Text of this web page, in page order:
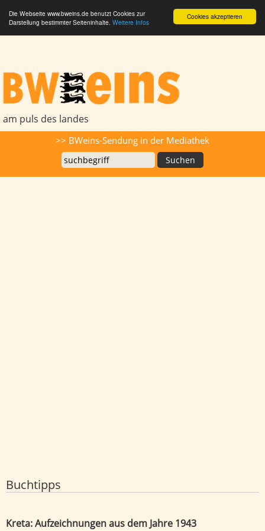
Cookies akzeptieren
Die Webseite www.bweins.de benutzt Cookies zur
Darstellung bestimmter Seiteninhalte. Weitere Infos
am puls des landes
>> BWeins-Sendung in der Mediathek
Buchtipps
Kreta: Aufzeichnungen aus dem Jahre 1943